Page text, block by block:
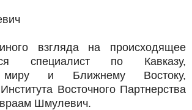
взгляда на происходящее
специалист по Кавказу,
миру и Ближнему Востоку,
Восточного Партнерства
Шмулевич.